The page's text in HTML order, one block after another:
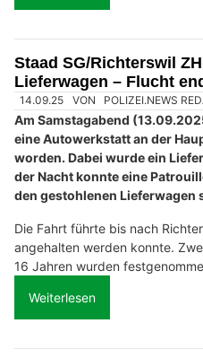
Staad SG/Richterswil
Lieferwagen – Flucht
14.09.25 VON POLIZEI.NEWS
Am Samstagabend
eine Autowerkstatt an der
worden. Dabei wurde ein
der Nacht konnte eine
den gestohlenen Lieferwagen
Die Fahrt führte bis nach
angehalten werden konnte.
16 Jahren wurden
Weiterlesen